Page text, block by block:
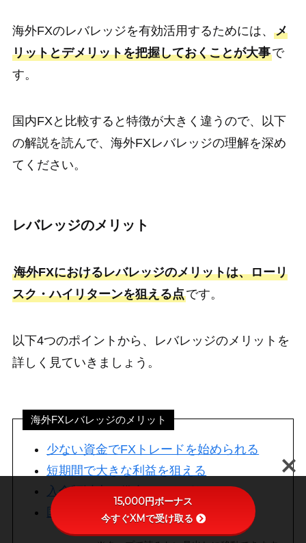
海外FXのレバレッジを有効活用するためには、 メ
リットとデメリットを把握しておくことが大事で
す。
国内FXと比較すると特徴が大きく違うので、以下
の解説を読んで、海外FXレバレッジの理解を深め
てください。
レバレッジのメリット
海外FXにおけるレバレッジのメリットは、ローリ
スク・ハイリターンを狙える点です。
以下4つのポイントから、レバレッジのメリットを
詳しく見ていきましょう。
海外FXレバレッジのメリット
少ない資金でFXトレードを始められる
短期間で大きな利益を狙える
入金額以上の借金リスクがない
国内FXにはないハイレバ取引が可能
15,000円ボーナス
今すぐXMで受け取る